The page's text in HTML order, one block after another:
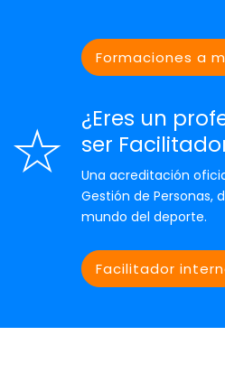
Formaciones a
¿Eres un
ser
Una acreditación
Gestión de Personas,
mundo del deporte.
Facilitador